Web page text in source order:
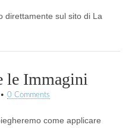
direttamente sul sito di La
le Immagini
• 0 Comments
come applicare